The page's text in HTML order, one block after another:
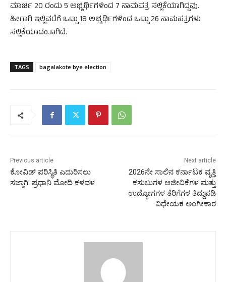
ಮಾರ್ಚ 20 ರಂದು 5 ಅಭ್ಯರ್ಥಿಗಳಿಂದ 7 ನಾಮಪತ್ರ ಸಲ್ಲಿಕೆಯಾಗಿದ್ದವು.
ಹೀಗಾಗಿ ಇಲ್ಲಿವರೆಗೆ ಒಟ್ಟು 18 ಅಭ್ಯರ್ಥಿಗಳಿಂದ ಒಟ್ಟು 26 ನಾಮಪತ್ರಗಳು
ಸಲ್ಲಿಕೆಯಾದಂತಾಗಿದೆ.
TAGS bagalakote bye election
Previous article
ಕೋವಿಡ್ ಪರಿಸ್ಥಿತಿ ಎದುರಿಸಲು
ಸಜ್ಜಾಗಿ: ಪ್ರಧಾನಿ ಮೋದಿ ಕಳವಳ
Next article
2026ನೇ ಸಾಲಿನ ಕರ್ನಾಟಕ ವೃತ್ತಿ
ಕಸುಬುಗಳ ಆಜೀವಿಕೆಗಳ ಮತ್ತು
ಉದ್ಯೋಗಗಳ ತೆರಿಗೆಗಳ ತಿದ್ದುಪಡಿ
ವಿಧೇಯಕ ಅಂಗೀಕಾರ